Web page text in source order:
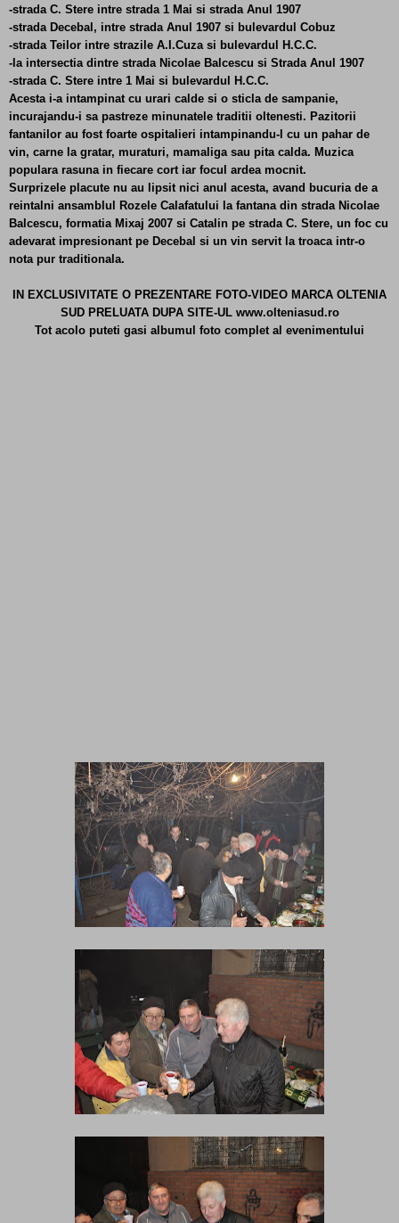
-strada C. Stere intre strada 1 Mai si strada Anul 1907
-strada Decebal, intre strada Anul 1907 si bulevardul Cobuz
-strada Teilor intre strazile A.I.Cuza si bulevardul H.C.C.
-la intersectia dintre strada Nicolae Balcescu si Strada Anul 1907
-strada C. Stere intre 1 Mai si bulevardul H.C.C.
Acesta i-a intampinat cu urari calde si o sticla de sampanie,
incurajandu-i sa pastreze minunatele traditii oltenesti. Pazitorii
fantanilor au fost foarte ospitalieri intampinandu-l cu un pahar de
vin, carne la gratar, muraturi, mamaliga sau pita calda. Muzica
populara rasuna in fiecare cort iar focul ardea mocnit.
Surprizele placute nu au lipsit nici anul acesta, avand bucuria de a
reintalni ansamblul Rozele Calafatului la fantana din strada Nicolae
Balcescu, formatia Mixaj 2007 si Catalin pe strada C. Stere, un foc cu
adevarat impresionant pe Decebal si un vin servit la troaca intr-o
nota pur traditionala.
IN EXCLUSIVITATE O PREZENTARE FOTO-VIDEO MARCA OLTENIA
SUD PRELUATA DUPA SITE-UL www.olteniasud.ro
Tot acolo puteti gasi albumul foto complet al evenimentului